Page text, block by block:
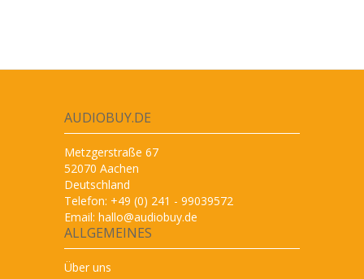
AUDIOBUY.DE
Metzgerstraße 67
52070 Aachen
Deutschland
Telefon: +49 (0) 241 - 99039572
Email: hallo@audiobuy.de
ALLGEMEINES
Über uns